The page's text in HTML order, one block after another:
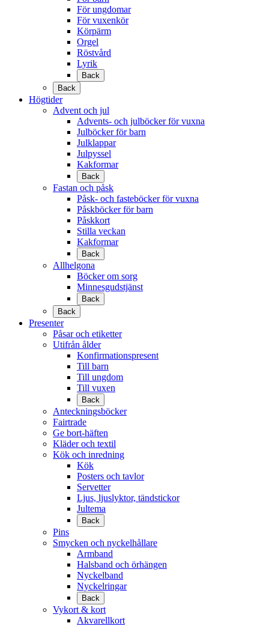
För ungdomar
För vuxenkör
Körpärm
Orgel
Röstvård
Lyrik
Back
Back
Högtider
Advent och jul
Advents- och julböcker för vuxna
Julböcker för barn
Julklappar
Julpyssel
Kakformar
Back
Fastan och påsk
Påsk- och fasteböcker för vuxna
Påskböcker för barn
Påskkort
Stilla veckan
Kakformar
Back
Allhelgona
Böcker om sorg
Minnesgudstjänst
Back
Back
Presenter
Påsar och etiketter
Utifrån ålder
Konfirmationspresent
Till barn
Till ungdom
Till vuxen
Back
Anteckningsböcker
Fairtrade
Ge bort-häften
Kläder och textil
Kök och inredning
Kök
Posters och tavlor
Servetter
Ljus, ljuslyktor, tändstickor
Jultema
Back
Pins
Smycken och nyckelhållare
Armband
Halsband och örhängen
Nyckelband
Nyckelringar
Back
Vykort & kort
Akvarellkort